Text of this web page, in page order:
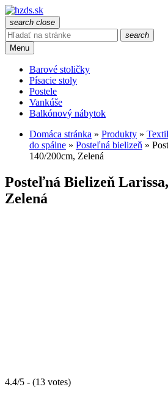
search close
search
Menu
Barové stoličky
Písacie stoly
Postele
Vankúše
Balkónový nábytok
Domáca stránka » Produkty »
do spálne » Posteľná bielizeň »
140/200cm, Zelená
Posteľná Bielizeň
Zelená
4.4/5 - (13 votes)